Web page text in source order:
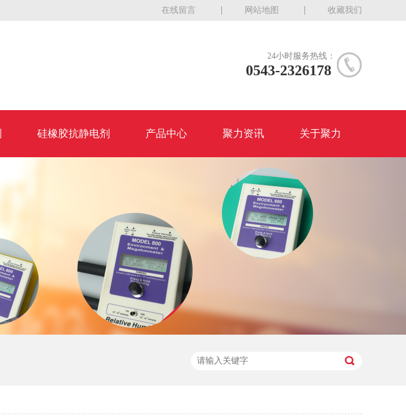
在线留言 网站地图 收藏我们
24小时服务热线：
0543-2326178
硅橡胶抗静电剂 产品中心 聚力资讯 关于聚力